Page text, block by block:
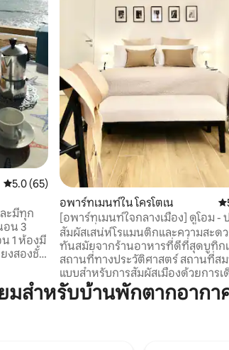
คะแนนเฉลี่ย 5.0 จาก 5, 65 รีวิว
5.0 (65)
ะมีทุก
อน 3
1 ห้องมี
งสองชั้น
าร
นไดที่นำ
อพาร์ทเมนท์ใน โครโตเน ค
[อพาร์ทเมนท์ใจกลางเมือง] ดูโอม - ป
คาร์โลที่ 5
สัมผัสเสน่ห์โรแมนติกและความสะด
ทันสมัยจากร้านอาหารที่ดีที่สุดบูทิก
สถานที่ทางประวัติศาสตร์ สถานที่ส
แบบสำหรับการสัมผัสเมืองด้วยการเ
HistoricCenterApartment มีความส
สบายและบริการทุกอย่างเพื่อประส
สำหรับบ้านพักตากอากาศ